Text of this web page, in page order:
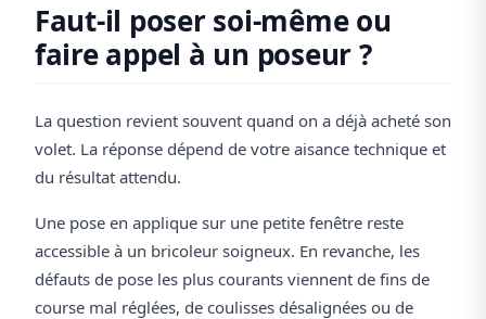
Faut-il poser soi-même ou
faire appel à un poseur ?
La question revient souvent quand on a déjà acheté son
volet. La réponse dépend de votre aisance technique et
du résultat attendu.
Une pose en applique sur une petite fenêtre reste
accessible à un bricoleur soigneux. En revanche, les
défauts de pose les plus courants viennent de fins de
course mal réglées, de coulisses désalignées ou de